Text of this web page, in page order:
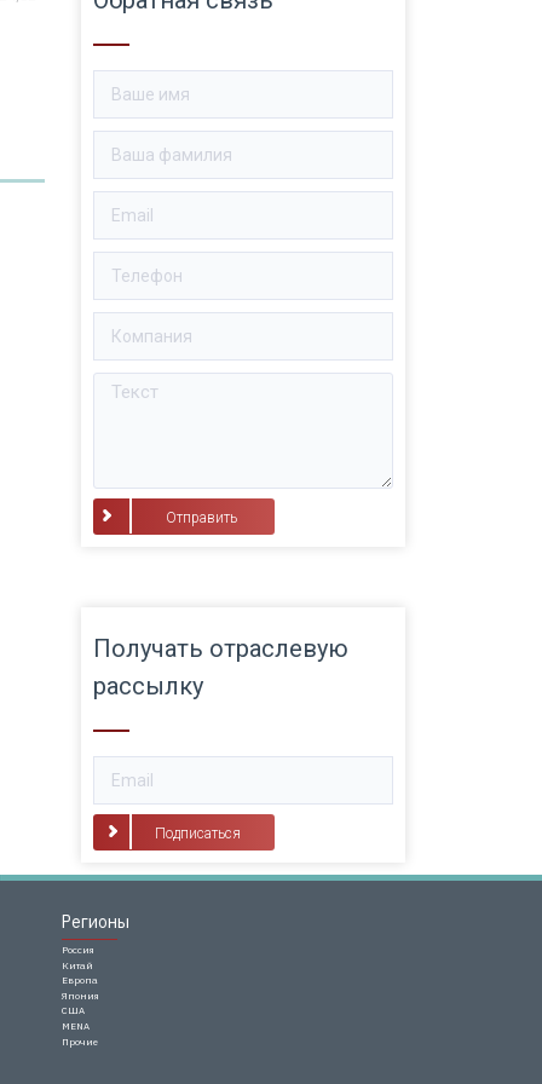
⠀Отправить⠀
Получать отраслевую
рассылку
Подписаться
Регионы
Россия
Китай
Европа
Япония
США
MENA
Прочие